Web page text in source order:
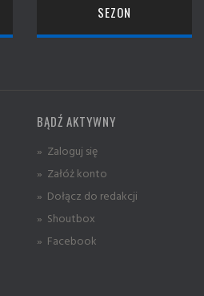
SEZON
BĄDŹ AKTYWNY
» Zaloguj się
» Załóż konto
» Dołącz do redakcji
» Shoutbox
» Facebook